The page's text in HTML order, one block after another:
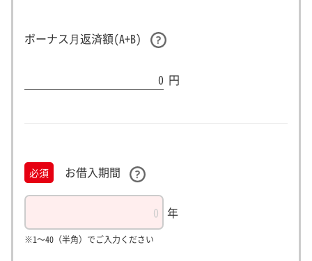
ボーナス⽉返済額(A+B)
0 円
必須 お借入期間
年
※1～40（半角）でご入力ください